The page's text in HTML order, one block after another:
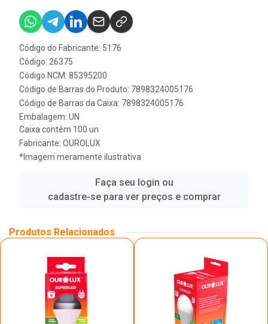
Código do Fabricante: 5176
Código: 26375
Código NCM: 85395200
Código de Barras do Produto: 7898324005176
Código de Barras da Caixa: 7898324005176
Embalagem: UN
Caixa contém 100 un
Fabricante: OUROLUX
*Imagem meramente ilustrativa
Faça seu login ou
cadastre-se para ver preços e comprar
Produtos Relacionados